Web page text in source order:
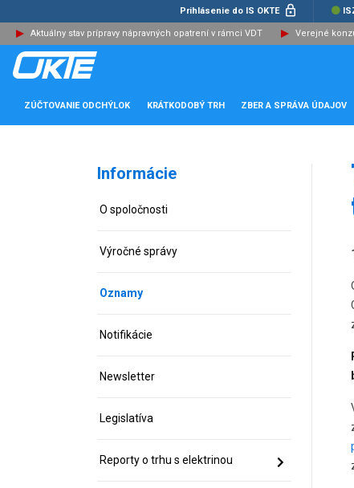
Prihlásenie do IS OKTE
Aktuálny stav prípravy nápravných opatrení v rámci VDT Verejné
ZÚČTOVANIE ODCHÝLOK KRÁTKODOBÝ TRH ZBER A SPRÁVA ÚDAJOV
Informácie
O spoločnosti
Výročné správy
Oznamy
Notifikácie
Newsletter
Legislatíva
Reporty o trhu s elektrinou